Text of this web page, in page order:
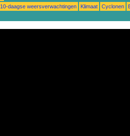
10-daagse weersverwachtingen Klimaat Cyclonen